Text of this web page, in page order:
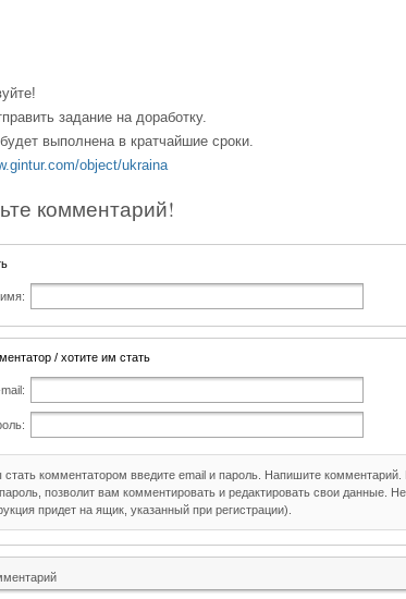
задание на доработку.
выполнена в кратчайшие сроки.
object/ukraina
комментарий!
/ хотите им стать
стать комментатором введите email и пароль. Напишите
позволит вам комментировать и редактировать свои данные.
придет на ящик, указанный при регистрации).